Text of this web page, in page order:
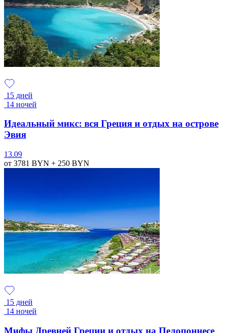
15 дней
14 ночей
Идеальный микс: вся Греция и отдых на острове
Эвия
13.09
от 3781 BYN + 250 BYN
15 дней
14 ночей
Мифы Древней Греции и отдых на Пелопоннесе